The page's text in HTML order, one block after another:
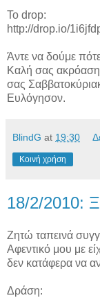
To drop:
http://drop.io/
Άντε να δούμε
Καλή σας ακρόαση
σας
Ευλόγησον.
BlindG at 19:30
Κοινή χρήση
18/2/2010:
Ζητώ ταπεινά
Αφεντικό μου με
δεν κατάφερα να
Δράση: